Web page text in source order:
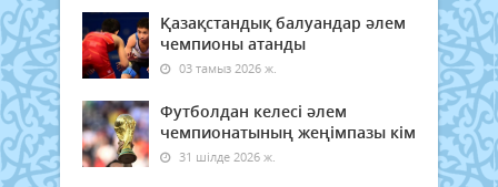
Қазақстандық балуандар әлем
чемпионы атанды
03 тамыз 2026 ж.
Футболдан келесі әлем
чемпионатының жеңімпазы кім
31 шілде 2026 ж.